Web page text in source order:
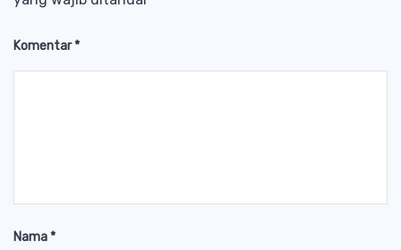
Komentar*
Nama*